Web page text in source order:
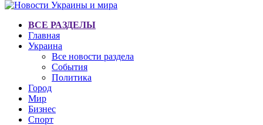
ВСЕ РАЗДЕЛЫ
Главная
Украина
Все новости раздела
События
Политика
Город
Мир
Бизнес
Спорт